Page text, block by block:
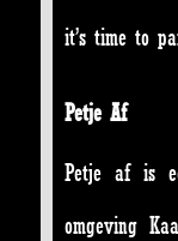
it’s time to
Petje Af
Petje af is
omgeving